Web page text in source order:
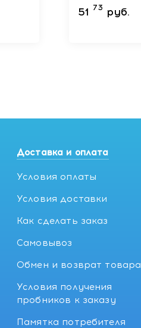
51 73 руб.
Доставка и оплата
Условия оплаты
Условия доставки
Как сделать заказ
Самовывоз
Обмен и возврат товара
Условия получения
пробников к заказу
Памятка потребителя